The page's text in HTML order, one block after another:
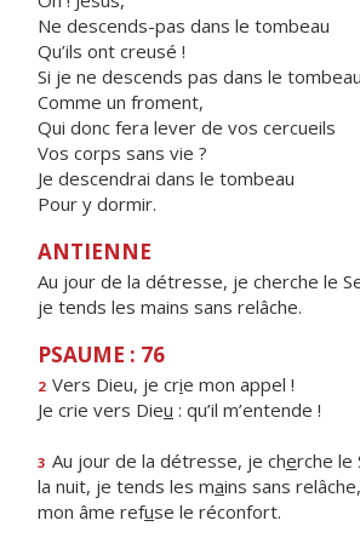
Ne descends-pas dans le tombeau
Qu’ils ont creusé !
Si je ne descends pas dans le tombeau
Comme un froment,
Qui donc fera lever de vos cercueils
Vos corps sans vie ?
Je descendrai dans le tombeau
Pour y dormir.
ANTIENNE
Au jour de la détresse, je cherche le
je tends les mains sans relâche.
PSAUME : 76
2 Vers Dieu, je crie mon appel !
Je crie vers Dieu : qu’il m’entende !
3 Au jour de la détresse, je cherche le
la nuit, je tends les mains sans relâche,
mon âme refuse le réconfort.